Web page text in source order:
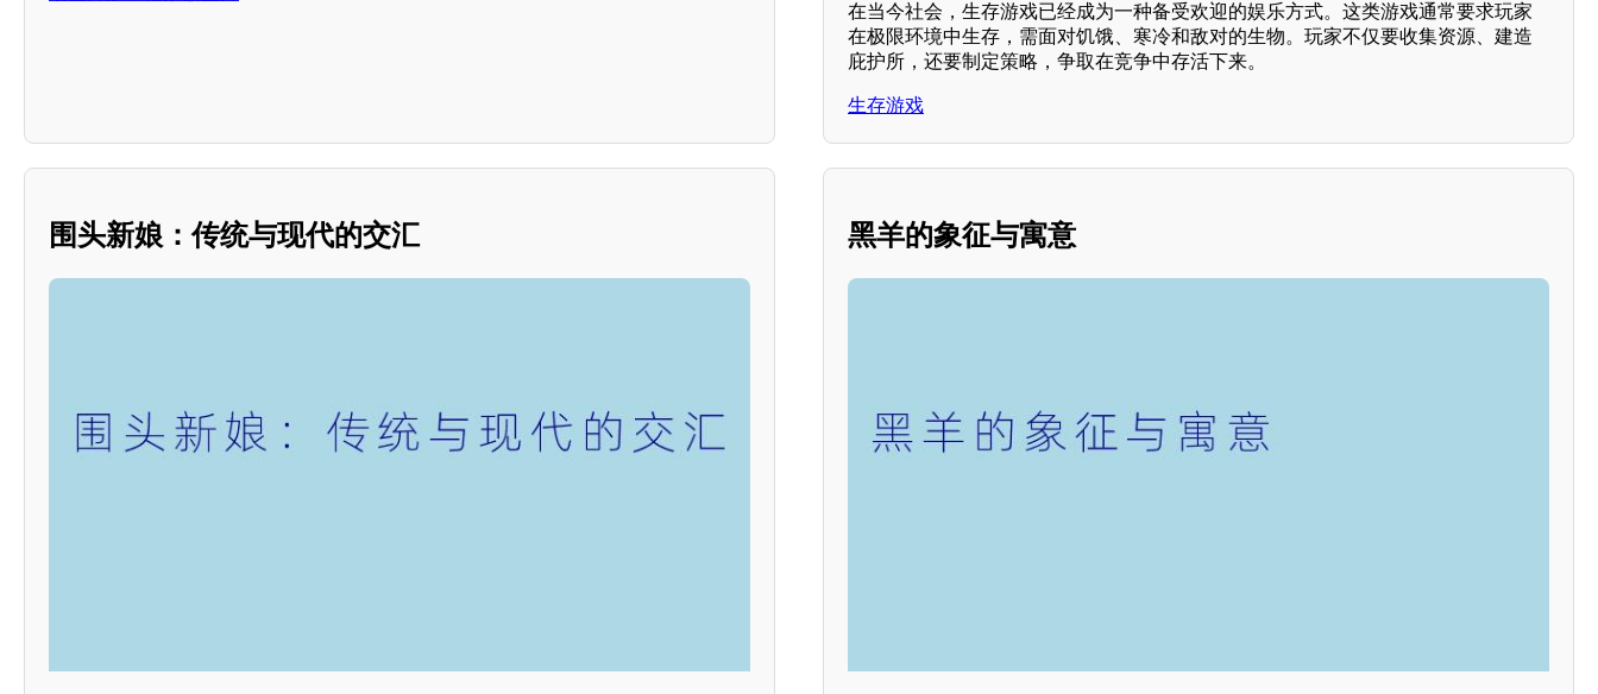
在当今社会，生存游戏已经成为一种备受欢迎的娱乐方式。这类游戏通常要求玩家
在极限环境中生存，需面对饥饿、寒冷和敌对的生物。玩家不仅要收集资源、建造
庇护所，还要制定策略，争取在竞争中存活下来。
生存游戏
围头新娘：传统与现代的交汇 黑羊的象征与寓意